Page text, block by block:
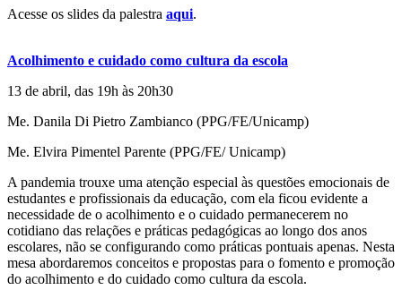
Acesse os slides da palestra aqui.
Acolhimento e cuidado como cultura da escola
13 de abril, das 19h às 20h30
Me. Danila Di Pietro Zambianco (PPG/FE/Unicamp)
Me. Elvira Pimentel Parente (PPG/FE/ Unicamp)
A pandemia trouxe uma atenção especial às questões emocionais de
estudantes e profissionais da educação, com ela ficou evidente a
necessidade de o acolhimento e o cuidado permanecerem no
cotidiano das relações e práticas pedagógicas ao longo dos anos
escolares, não se configurando como práticas pontuais apenas. Nesta
mesa abordaremos conceitos e propostas para o fomento e promoção
do acolhimento e do cuidado como cultura da escola.